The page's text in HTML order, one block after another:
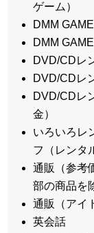
ゲーム）
DMM
DMM
DVD/CDレ
DVD/CDレ
DVD/CDレ
金）
いろいろレ
フ（レンタ
通販（参考
部の商品を
通販（アイ
英会話